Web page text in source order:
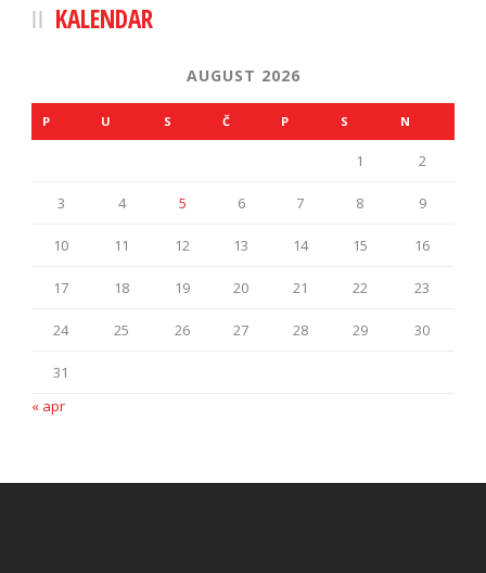
KALENDAR
AUGUST 2026
P U S Č P S N
1 2
3 4 5 6 7 8 9
10 11 12 13 14 15 16
17 18 19 20 21 22 23
24 25 26 27 28 29 30
31
« apr